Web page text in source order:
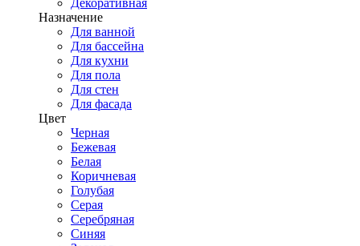
Декоративная
Назначение
Для ванной
Для бассейна
Для кухни
Для пола
Для стен
Для фасада
Цвет
Черная
Бежевая
Белая
Коричневая
Голубая
Серая
Серебряная
Синяя